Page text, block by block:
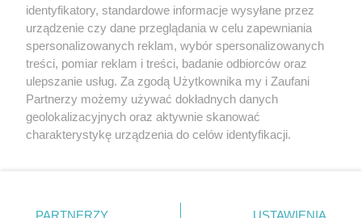
Redakcja Reklama Prywatność
Praca Łódź
the:protocol
Facebook.com
Youtube.com
identyfikatory, standardowe informacje wysyłane przez
urządzenie czy dane przeglądania w celu zapewniania
spersonalizowanych reklam, wybór spersonalizowanych
treści, pomiar reklam i treści, badanie odbiorców oraz
ulepszanie usług. Za zgodą Użytkownika my i Zaufani
Partnerzy możemy używać dokładnych danych
geolokalizacyjnych oraz aktywnie skanować
charakterystykę urządzenia do celów identyfikacji.
zmienić/wycofać klikając przycisk ustawień prywatności
PARTNERZY USTAWIENIA